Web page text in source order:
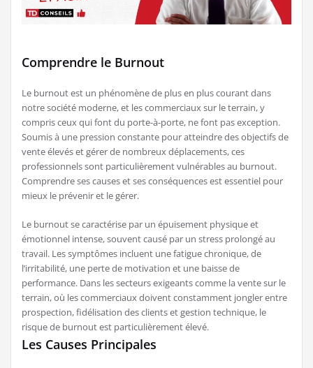
Comprendre le Burnout
Le burnout est un phénomène de plus en plus courant dans
notre société moderne, et les commerciaux sur le terrain, y
compris ceux qui font du porte-à-porte, ne font pas exception.
Soumis à une pression constante pour atteindre des objectifs de
vente élevés et gérer de nombreux déplacements, ces
professionnels sont particulièrement vulnérables au burnout.
Comprendre ses causes et ses conséquences est essentiel pour
mieux le prévenir et le gérer.
Le burnout se caractérise par un épuisement physique et
émotionnel intense, souvent causé par un stress prolongé au
travail. Les symptômes incluent une fatigue chronique, de
l’irritabilité, une perte de motivation et une baisse de
performance. Dans les secteurs exigeants comme la vente sur le
terrain, où les commerciaux doivent constamment jongler entre
prospection, fidélisation des clients et gestion technique, le
risque de burnout est particulièrement élevé.
Les Causes Principales